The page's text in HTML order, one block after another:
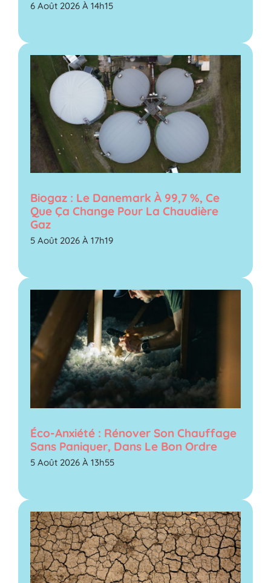
6 Août 2026 À 14h15
Biogaz : Le Danemark À 99,7 %, Ce
Que Ça Change Pour La Chaudière
Gaz
5 Août 2026 À 17h19
Éco-Anxiété : Rénover Son Chauffage
Sans Paniquer, Dans Le Bon Ordre
5 Août 2026 À 13h55